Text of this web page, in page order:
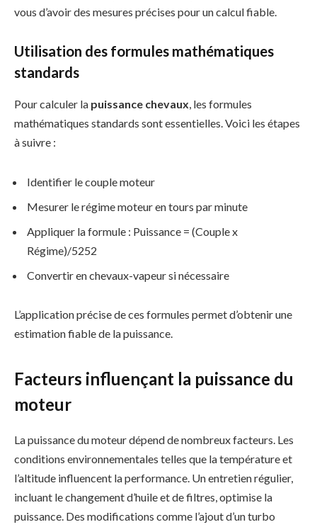
vous d’avoir des mesures précises pour un calcul fiable.
Utilisation des formules mathématiques
standards
Pour calculer la puissance chevaux , les formules
mathématiques standards sont essentielles. Voici les étapes
à suivre :
Identifier le couple moteur
Mesurer le régime moteur en tours par minute
Appliquer la formule : Puissance = (Couple x
Régime)/5252
Convertir en chevaux-vapeur si nécessaire
L’application précise de ces formules permet d’obtenir une
estimation fiable de la puissance.
Facteurs influençant la puissance du
moteur
La puissance du moteur dépend de nombreux facteurs. Les
conditions environnementales telles que la température et
l’altitude influencent la performance. Un entretien régulier,
incluant le changement d’huile et de filtres, optimise la
puissance. Des modifications comme l’ajout d’un turbo